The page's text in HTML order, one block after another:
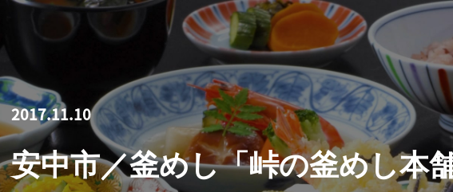
2017.11.10
安中市／釜めし「峠の釜めし本